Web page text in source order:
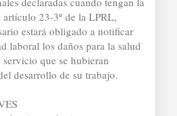
23-3º de la LPRL,
estará obligado a notificar
laboral los daños para la salud
que se hubieran
desarrollo de su trabajo.